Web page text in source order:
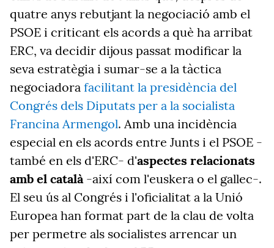
quatre anys rebutjant la negociació amb el
PSOE i criticant els acords a què ha arribat
ERC, va decidir dijous passat modificar la
seva estratègia i sumar-se a la tàctica
negociadora facilitant la presidència del
Congrés dels Diputats per a la socialista
Francina Armengol. Amb una incidència
especial en els acords entre Junts i el PSOE -
també en els d'ERC- d'aspectes relacionats
amb el català-així com l'euskera o el gallec-.
El seu ús al Congrés i l'oficialitat a la Unió
Europea han format part de la clau de volta
per permetre als socialistes arrencar un